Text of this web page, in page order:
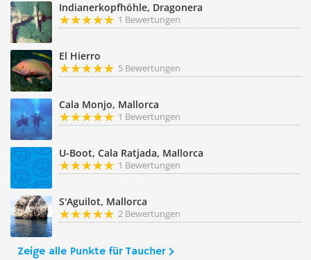
Indianerkopfhöhle, Dragonera
1 Bewertungen
El Hierro
5 Bewertungen
Cala Monjo, Mallorca
1 Bewertungen
U-Boot, Cala Ratjada, Mallorca
1 Bewertungen
S'Aguilot, Mallorca
2 Bewertungen
Zeige alle Punkte für Taucher